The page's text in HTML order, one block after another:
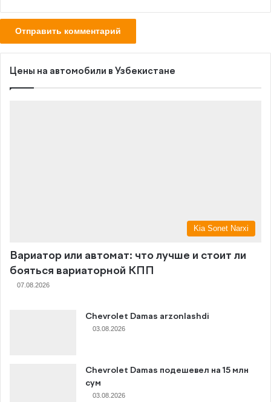
Цены на автомобили в Узбекистане
Kia Sonet Narxi
Вариатор или автомат: что лучше и стоит ли
бояться вариаторной КПП
07.08.2026
Chevrolet Damas arzonlashdi
03.08.2026
Chevrolet Damas подешевел на 15 млн
сум
03.08.2026